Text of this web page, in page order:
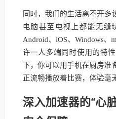
同时，我们的生活离不开多
电脑甚至电视上都能无缝
Android、iOS、Windows、
许一人多端同时使用的特
下，你可以用手机在厨房准
正流畅播放着比赛，体验毫
深入加速器的“心